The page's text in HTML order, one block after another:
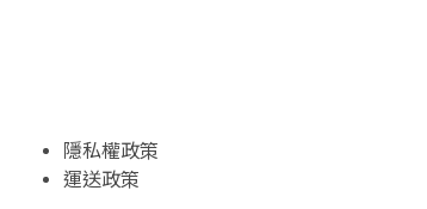
隱私權政策
運送政策